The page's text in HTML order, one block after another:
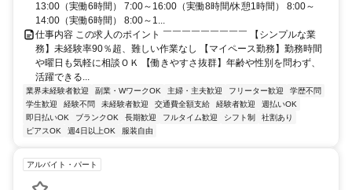
13:00（実働6時間） 7:00～16:00（実働8時間/休憩1時間） 8:00～
14:00（実働6時間） 8:00～1...
仕事内容 この求人のポイント ￣￣￣￣￣￣￣￣￣ 【シンプルな業
務】未経験率90％超、難しい作業なし 【マイペース勤務】勤務時間
や曜日も気軽に相談ＯＫ 【働きやすさ抜群】年齢や性別を問わず、
活躍できる...
業界未経験者歓迎 副業・WワークOK 主婦・主夫歓迎 フリーター歓迎
学歴不問
学生歓迎
経験不問 未経験者歓迎 交通費全額支給 経験者歓迎
週払いOK
即日払いOK
ブランクOK 長期歓迎 フルタイム歓迎 シフト制
社割あり
ピアスOK
週4日以上OK 服装自由
アルバイト・パート